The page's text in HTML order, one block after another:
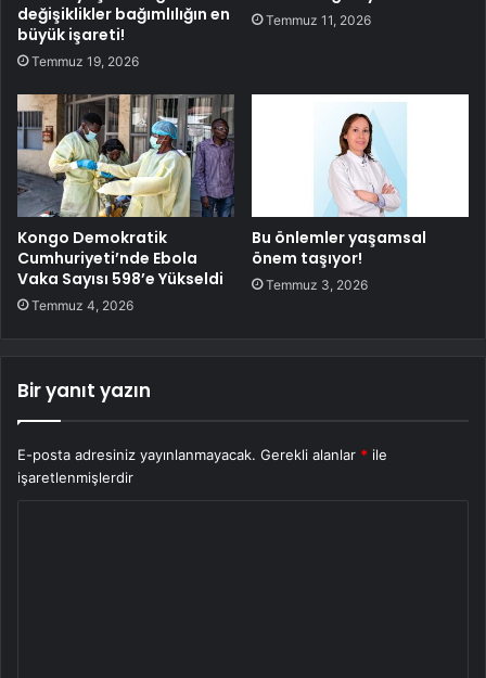
değişiklikler bağımlılığın en
büyük işareti!
Temmuz 19, 2026
Temmuz 11, 2026
Kongo Demokratik
Cumhuriyeti’nde Ebola
Vaka Sayısı 598’e Yükseldi
Temmuz 4, 2026
Bu önlemler yaşamsal
önem taşıyor!
Temmuz 3, 2026
Bir yanıt yazın
E-posta adresiniz yayınlanmayacak. Gerekli alanlar * ile
işaretlenmişlerdir